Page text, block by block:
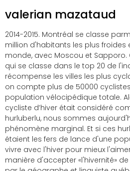
valerian mazataud
2014-2015. Montréal se classe
million d'habitants les plus froides
monde, avec Moscou et
qui se classe dans le top 20 de
récompense les villes les plus
on compte plus de 50000
population vélocipédique totale.
cycliste d’hiver était considéré
hurluberlu, nous sommes
phénomène marginal. Et si ces
étaient les fers de lance d'une
vivre avec l'hiver pour mieux
manière d'accepter «l'hivernité»